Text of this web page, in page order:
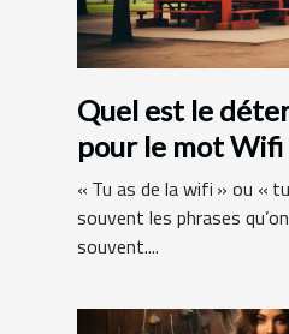
Quel est le
pour le mot Wifi
« Tu as de la wifi » ou «
souvent les phrases
souvent....